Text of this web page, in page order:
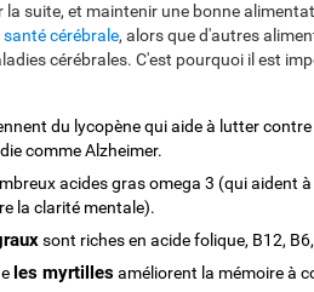
suite, et maintenir une bonne
santé cérébrale, alors que d'autres
cérébrales. C'est pourquoi il est
du lycopène qui aide à lutter
comme Alzheimer.
acides gras omega 3 (qui aident
la clarité mentale).
sont riches en acide folique, B12,
les myrtillesaméliorent la mémoire à